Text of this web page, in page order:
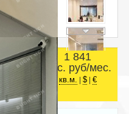
1 841
тыс. руб/мес.
кв.м. $| €